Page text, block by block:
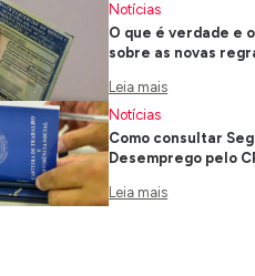
Notícias
O que é verdade e
sobre as novas
Leia mais
Notícias
Como consultar
Desemprego pelo
Leia mais